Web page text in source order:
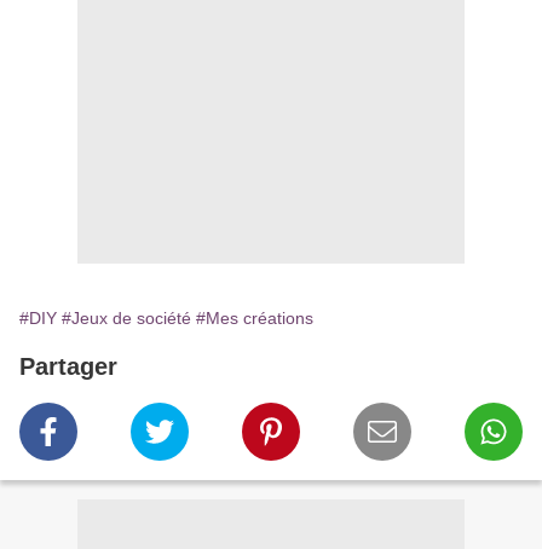
#DIY #Jeux de société #Mes créations
Partager